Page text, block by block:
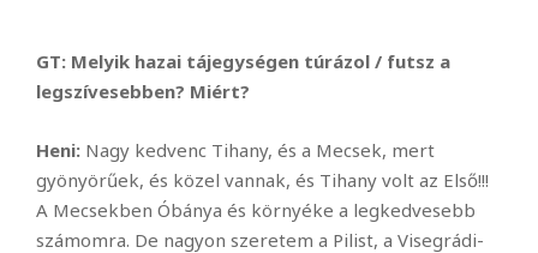
GT: Melyik hazai tájegységen túrázol / futsz a
legszívesebben? Miért?
Heni: Nagy kedvenc Tihany, és a Mecsek, mert
gyönyörűek, és közel vannak, és Tihany volt az Első!!!
A Mecsekben Óbánya és környéke a legkedvesebb
számomra. De nagyon szeretem a Pilist, a Visegrádi-